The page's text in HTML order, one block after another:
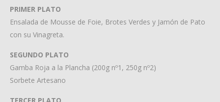
PRIMER PLATO
Ensalada de Mousse de Foie, Brotes Verdes y Jamón de Pato
con su Vinagreta.
SEGUNDO PLATO
Gamba Roja a la Plancha (200g nº1, 250g nº2)
Sorbete Artesano